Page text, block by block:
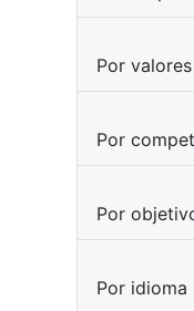
Por valores
Por
Por idioma